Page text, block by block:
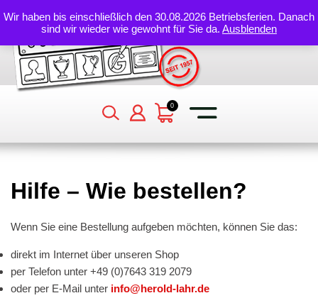
0
Hilfe – Wie bestellen?
Wenn Sie eine Bestellung aufgeben möchten, können Sie das:
direkt im Internet über unseren Shop
per Telefon unter +49 (0)7643 319 2079
oder per E-Mail unter info@herold-lahr.de
Wir haben bis einschließlich den 30.08.2026 Betriebsferien. Danach
sind wir wieder wie gewohnt für Sie da. Ausblenden
Stempelautomat ohne Datum
Stempelautomat mit Datum
Holzstempel
Nummernstempel
Personalstempel Kontrollstempel
Fertigschilder
Türschilder
Grabschilder
Bankschilder
Handwerk, Industrie
Vorlagenerstellung
Kleine Brennstempel
Hochleistungsbrennstempel
Zubehör
Siegelpetschaft
Siegelgeräte
Siegelsticks
Siegellack – Siegelwachs in Stangen
Zubehör
Gummistempel für Tragetaschen
Stempelautomat für Tragetaschen
Stempelkissen für Tragetaschen
Papiertragetaschen „TÜTLE“
Auszeichnungen – Awards – Trophäen
Medaillen
IPPC – Brennstempel
IPPC – Gummistempel
Stempelarten
Individuelle Stempel online gestalten